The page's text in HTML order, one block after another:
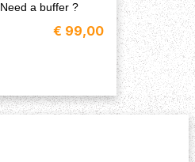
Need a buffer ?
€ 99,00